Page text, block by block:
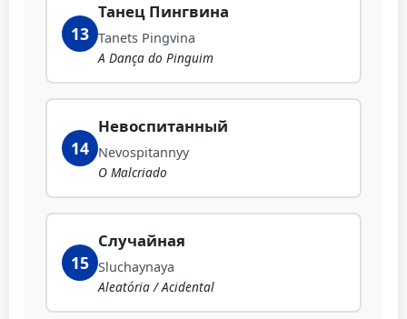
13
Танец Пингвина
Tanets Pingvina
A Dança do Pinguim
14
Невоспитанный
Nevospitannyy
O Malcriado
15
Случайная
Sluchaynaya
Aleatória / Acidental